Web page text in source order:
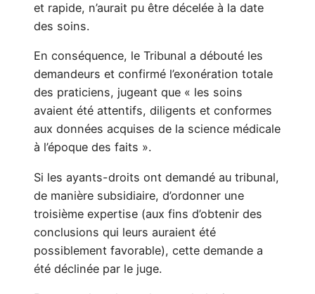
et rapide, n’aurait pu être décelée à la date
des soins.
En conséquence, le Tribunal a débouté les
demandeurs et confirmé l’exonération totale
des praticiens, jugeant que « les soins
avaient été attentifs, diligents et conformes
aux données acquises de la science médicale
à l’époque des faits ».
Si les ayants-droits ont demandé au tribunal,
de manière subsidiaire, d’ordonner une
troisième expertise (aux fins d’obtenir des
conclusions qui leurs auraient été
possiblement favorable), cette demande a
été déclinée par le juge.